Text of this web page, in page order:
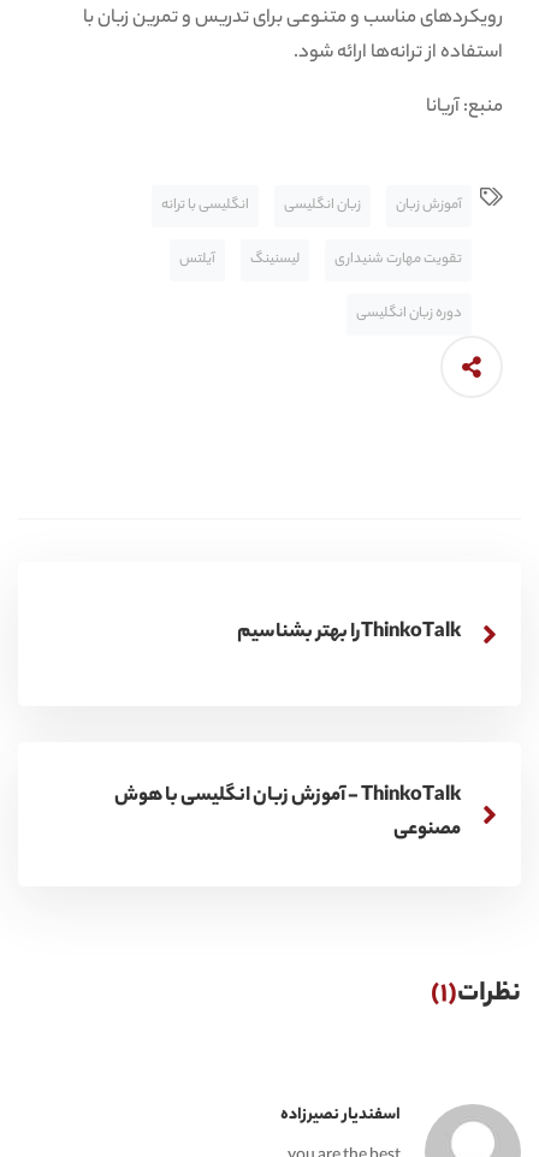
رویکردهای مناسب و متنوعی برای تدریس و تمرین زبان با
استفاده از ترانه‌ها ارائه شود.
منبع: آریانا
آموزش زبان زبان انگلیسی انگلیسی با ترانه
تقویت مهارت شنیداری لیسنینگ آیلتس
دوره زبان انگلیسی
ThinkoTalkرا بهتر بشناسیم
ThinkoTalk - آموزش زبان انگلیسی با هوش
مصنوعی
نظرات(1)
اسفندیار نصیرزاده